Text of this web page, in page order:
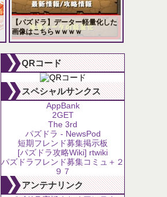
【パズドラ】データー軽量化した
画像はこちらｗｗｗｗ
81,629 views
QRコード
スペシャルサンクス
AppBank
2GET
The 3rd
パズドラ - NewsPod
短期フレンド募集掲示板
[パズドラ攻略Wiki] rtwiki
パズドラフレンド募集コミュ＋２
９７
アンテナリンク